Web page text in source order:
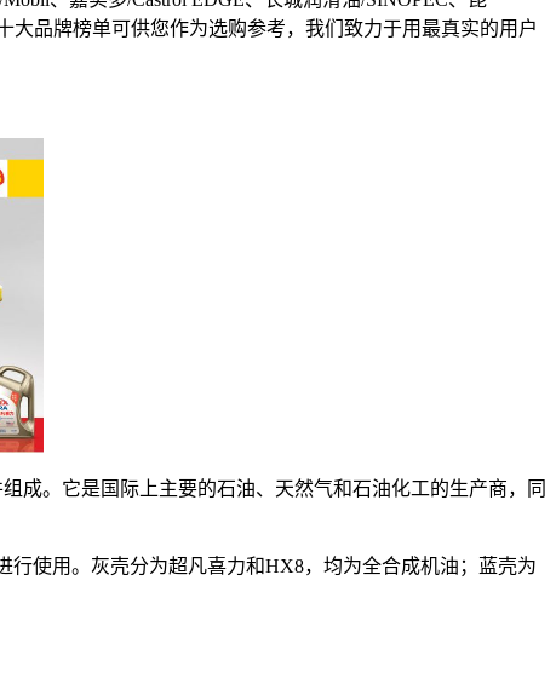
大品牌榜单可供您作为选购参考，我们致力于用最真实的用户
成。它是国际上主要的石油、天然气和石油化工的生产商，同
使用。灰壳分为超凡喜力和HX8，均为全合成机油；蓝壳为